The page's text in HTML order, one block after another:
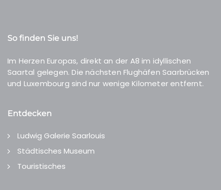
So finden Sie uns!
Im Herzen Europas, direkt an der A8 im idyllischen
Saartal gelegen. Die nächsten Flughäfen Saarbrücken
und Luxembourg sind nur wenige Kilometer entfernt.
Entdecken
Ludwig Galerie Saarlouis
Städtisches Museum
Touristisches